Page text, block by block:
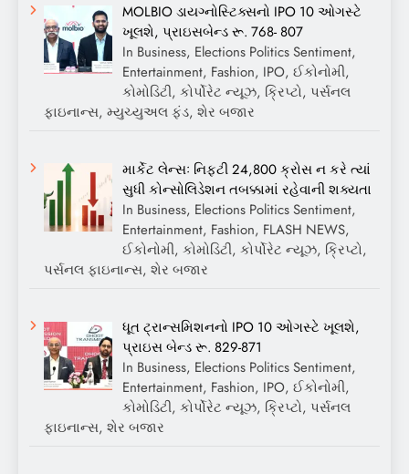
MOLBIO ડાયગ્નોસ્ટિક્સનો IPO 10 ઓગસ્ટે
ખૂલશે, પ્રાઇસબેન્ડ રૂ. 768- 807
In Business, Elections Politics Sentiment,
Entertainment, Fashion, IPO, ઈકોનોમી,
કોમોડિટી, કોર્પોરેટ ન્યૂઝ, ક્રિપ્ટો, પર્સનલ
ફાઇનાન્સ, મ્યુચ્યુઅલ ફંડ, શેર બજાર
માર્કેટ લેન્સઃ નિફ્ટી 24,800 ક્રોસ ન કરે ત્યાં
સુધી કોન્સોલિડેશન તબક્કામાં રહેવાની શક્યતા
In Business, Elections Politics Sentiment,
Entertainment, Fashion, FLASH NEWS,
ઈકોનોમી, કોમોડિટી, કોર્પોરેટ ન્યૂઝ, ક્રિપ્ટો,
પર્સનલ ફાઇનાન્સ, શેર બજાર
ધૂત ટ્રાન્સમિશનનો IPO 10 ઓગસ્ટે ખૂલશે,
પ્રાઇસ બેન્ડ રૂ. 829-871
In Business, Elections Politics Sentiment,
Entertainment, Fashion, IPO, ઈકોનોમી,
કોમોડિટી, કોર્પોરેટ ન્યૂઝ, ક્રિપ્ટો, પર્સનલ
ફાઇનાન્સ, શેર બજાર